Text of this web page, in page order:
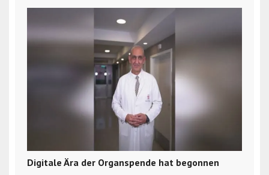
Digitale Ära der Organspende hat begonnen